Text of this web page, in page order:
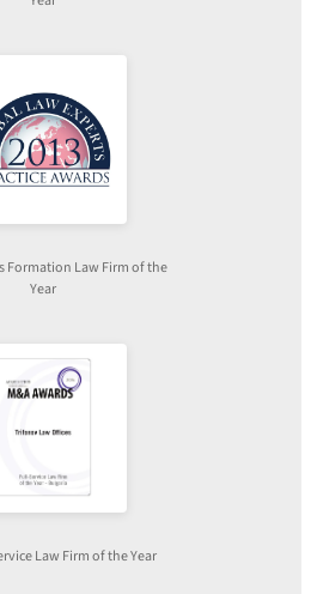
Formation Law Firm of the
Year
Law Firm of the Year